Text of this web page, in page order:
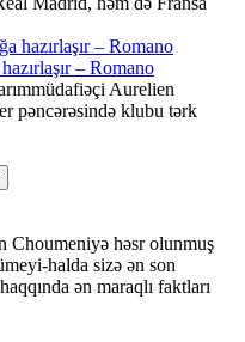
– Romano
Aurelien
pəncərəsində klubu tərk
Choumeniyə həsr olunmuş
halda sizə ən son
ən maraqlı faktları